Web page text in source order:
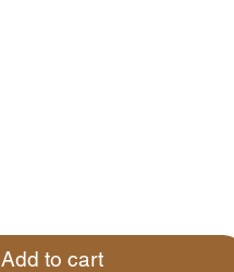
Add to cart